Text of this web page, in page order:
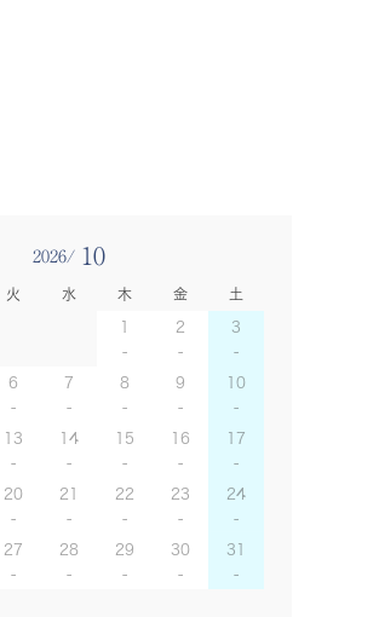
2026/ 10
火 水 木 金 土
1 2 3
6 7 8 9 10
13 14 15 16 17
20 21 22 23 24
27 28 29 30 31